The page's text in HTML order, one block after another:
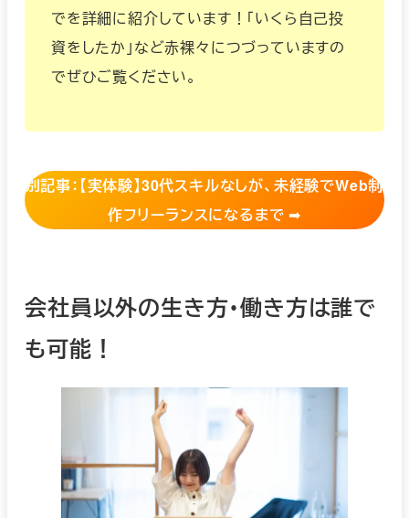
でを詳細に紹介しています！「いくら自己投
資をしたか」など赤裸々につづっていますの
でぜひご覧ください。
別記事：【実体験】30代スキルなしが、未経験でWeb制
作フリーランスになるまで ➡︎
会社員以外の生き方・働き方は誰で
も可能！